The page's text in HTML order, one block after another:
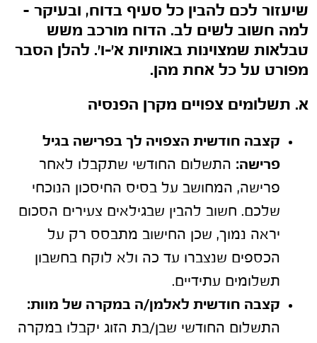
שיעזור לכם להבין כל סעיף בדוח, ובעיקר –
למה חשוב לשים לב. הדוח מורכב משש
טבלאות שמצוינות באותיות א'-ו'. להלן הסבר
מפורט על כל אחת מהן.
א. תשלומים צפויים מקרן הפנסיה
קצבה חודשית הצפויה לך בפרישה בגיל
פרישה: התשלום החודשי שתקבלו לאחר
פרישה, המחושב על בסיס החיסכון הנוכחי
שלכם. חשוב להבין שבגילאים צעירים הסכום
יראה נמוך, שכן החישוב מתבסס רק על
הכספים שנצברו עד כה ולא לוקח בחשבון
תשלומים עתידיים.
קצבה חודשית לאלמן/ה במקרה של מוות:
התשלום החודשי שבן/בת הזוג יקבלו במקרה